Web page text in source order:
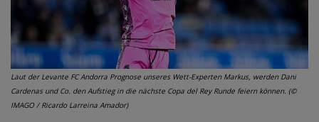
Laut der Levante FC Andorra Prognose unseres Wett-Experten Markus, werden Dani
Cardenas und Co. den Aufstieg in die nächste Copa del Rey Runde feiern können. (©
IMAGO / Ricardo Larreina Amador)